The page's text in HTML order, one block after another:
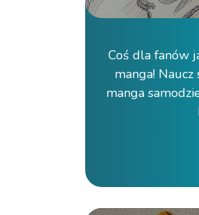
Coś dla fanów
manga!
manga